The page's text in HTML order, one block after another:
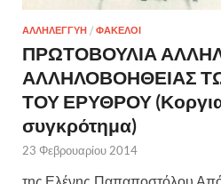
ΑΛΛΗΛΕΓΓΥΗ / ΦΑΚΕΛΟΙ
ΠΡΩΤΟΒΟΥΛΙΑ
ΑΛΛΗΛΟΒΟΗΘΕΙΑΣ
ΤΟΥ ΕΡΥΘΡΟΥ
συγκρότημα)
23 Φεβρουαρίου 2014